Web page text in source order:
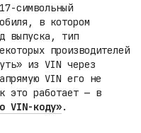
символьный
в котором
выпуска, тип
производителей
из VIN через
VIN его не
это работает — в
VIN-коду».